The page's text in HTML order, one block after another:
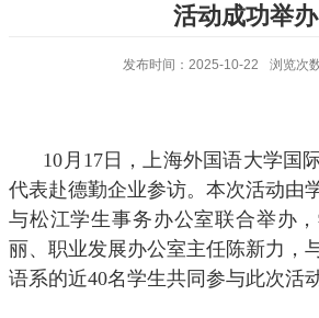
活动成功举办
发布时间：2025-10-22 浏览次
10 月 17日，上海外国语大学国
代表赴德勤企业参访。本次活动由
与松江学生事务办公室联合举办
丽、职业发展办公室主任陈新力，
语系的近40名学生共同参与此次活动